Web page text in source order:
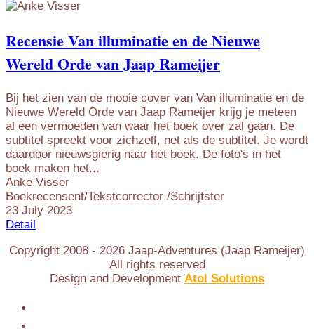
Recensie Van illuminatie en de Nieuwe
Wereld Orde van Jaap Rameijer
Bij het zien van de mooie cover van Van illuminatie en de
Nieuwe Wereld Orde van Jaap Rameijer krijg je meteen
al een vermoeden van waar het boek over zal gaan. De
subtitel spreekt voor zichzelf, net als de subtitel. Je wordt
daardoor nieuwsgierig naar het boek. De foto's in het
boek maken het...
Anke Visser
Boekrecensent/Tekstcorrector /Schrijfster
23 July 2023
Detail
Copyright 2008 - 2026 Jaap-Adventures (Jaap Rameijer)
All rights reserved
Design and Development Atol Solutions